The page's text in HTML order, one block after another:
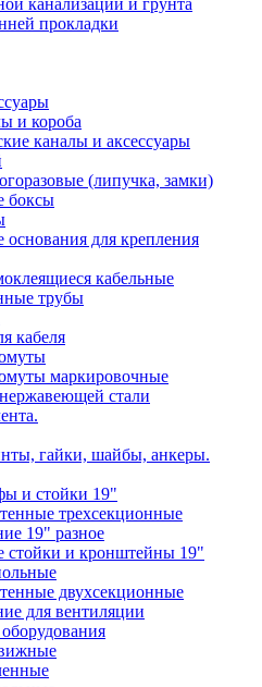
канализации и грунта
прокладки
и короба
каналы и аксессуары
(липучка, замки)
боксы
для крепления
кабельные
трубы
кабеля
маркировочные
стали
гайки, шайбы, анкеры.
и стойки 19"
трехсекционные
19" разное
и кронштейны 19"
двухсекционные
для вентиляции